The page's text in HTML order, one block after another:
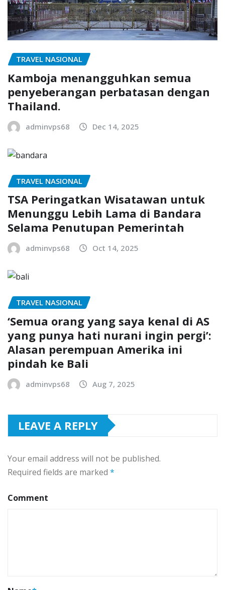
TRAVEL NASIONAL
Kamboja menangguhkan semua
penyeberangan perbatasan dengan
Thailand.
adminvps68 Dec 14, 2025
TRAVEL NASIONAL
TSA Peringatkan Wisatawan untuk
Menunggu Lebih Lama di Bandara
Selama Penutupan Pemerintah
adminvps68 Oct 14, 2025
TRAVEL NASIONAL
‘Semua orang yang saya kenal di AS
yang punya hati nurani ingin pergi’:
Alasan perempuan Amerika ini
pindah ke Bali
adminvps68 Aug 7, 2025
LEAVE A REPLY
Your email address will not be published.
Required fields are marked *
Comment